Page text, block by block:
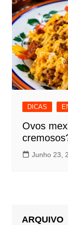
DICAS
Ovos
Junho 23,
ARQUIVO